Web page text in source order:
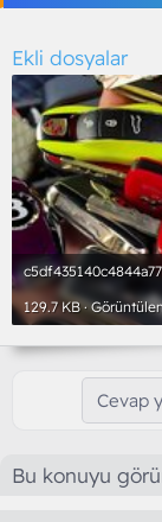
Ekli dosyalar
129.7 KB ·
Cevap
Bu konuyu